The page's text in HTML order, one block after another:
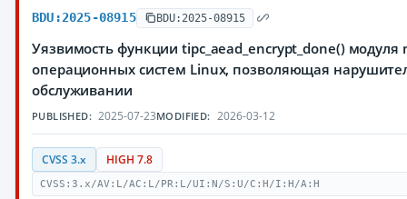
BDU:2025-08915 BDU:2025-08915
Уязвимость функции tipc_aead_encrypt_done()
операционных систем Linux, позволяющая
обслуживании
PUBLISHED: 2025-07-23MODIFIED: 2026-03-12
CVSS 3.x HIGH 7.8
CVSS:3.x/AV:L/AC:L/PR:L/UI:N/S:U/C:H/I:H/A:H